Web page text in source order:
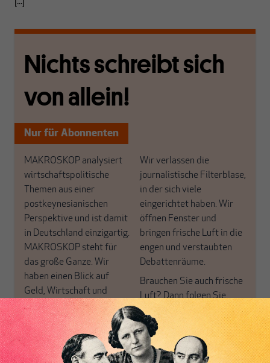
Nichts schreibt sich
von allein!
Nur für Abonnenten
MAKROSKOP analysiert
wirtschaftspolitische
Themen aus einer
postkeynesianischen
Perspektive und ist damit
in Deutschland einzigartig.
MAKROSKOP steht für
das große Ganze. Wir
haben einen Blick auf
Geld, Wirtschaft und
Politik, den Sie so
woanders nicht finden.
Dabei leben wir von
unseren Autoren, ihren
Wir verlassen die
journalistische Filterblase,
in der sich viele
eingerichtet haben. Wir
öffnen Fenster und
bringen frische Luft in die
engen und verstaubten
Debattenräume.
Brauchen Sie auch frische
Luft? Dann folgen Sie
einfach dem Button.
ABONNIEREN SIE